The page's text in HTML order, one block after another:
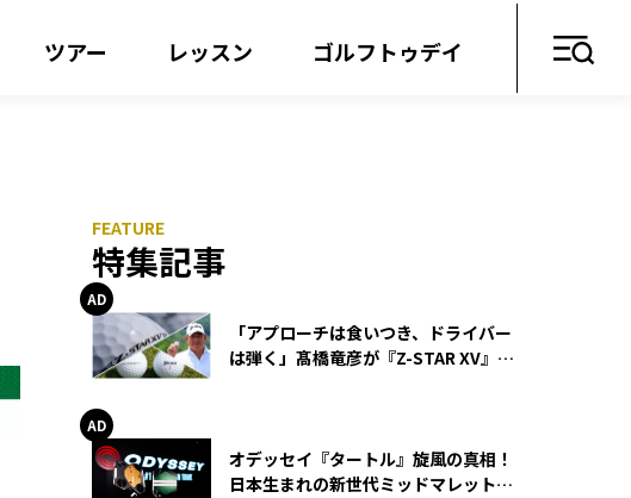
ツアー レッスン ゴルフトゥデイ
特集記事
「アプローチは食いつき、ドライバー
は弾く」髙橋竜彦が『Z-STAR XV』を
オデッセイ『タートル』旋風の真相！
日本生まれの新世代ミッドマレットが